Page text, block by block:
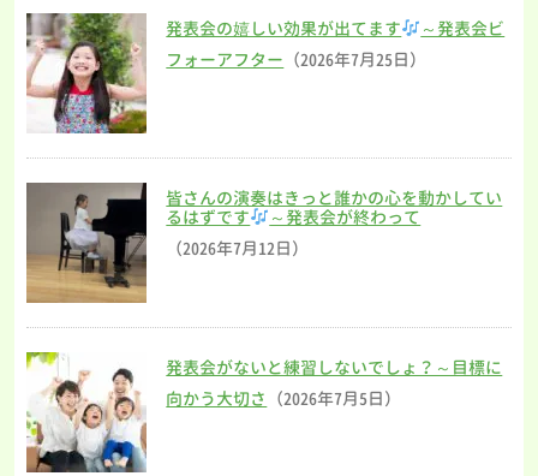
発表会の嬉しい効果が出てます
～発表会ビ
フォーアフター （2026年7月25日）
皆さんの演奏はきっと誰かの心を動かしてい
るはずです
～発表会が終わって
（2026年7月12日）
発表会がないと練習しないでしょ？～目標に
向かう大切さ （2026年7月5日）